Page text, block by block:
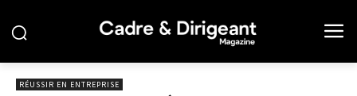
RÉUSSIR EN ENTREPRISE